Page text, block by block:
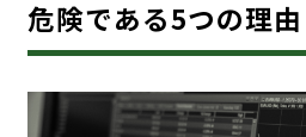
危険である5つの理由